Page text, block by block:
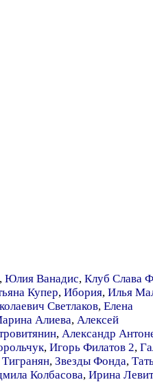
, Юлия Ванадис, Клуб Слава
Купер, Ибория, Илья
Светлаков, Елена
Алиева, Алексей
, Александр
, Игорь Филатов 2,
, Звезды Фонда,
Колбасова, Ирина